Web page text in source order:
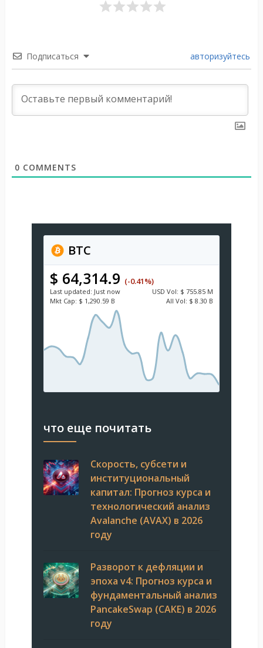
Подписаться авторизуйтесь
0 COMMENTS
BTC
$ 64,314.9 (-0.41%)
Last updated: Just now USD Vol: $ 755.85 M
Mkt Cap: $ 1,290.59 B All Vol: $ 8.30 B
что еще почитать
Скорость, субсети и
институциональный
капитал: Прогноз курса и
технологический анализ
Avalanche (AVAX) в 2026
году
Разворот к дефляции и
эпоха v4: Прогноз курса и
фундаментальный анализ
PancakeSwap (CAKE) в 2026
году